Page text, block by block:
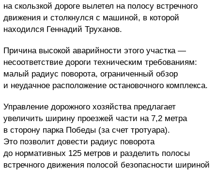
на скользкой дороге вылетел на полосу встречного
движения и столкнулся с машиной, в которой
находился Геннадий Труханов.
Причина высокой аварийности этого участка —
несоответствие дороги техническим требованиям:
малый радиус поворота, ограниченный обзор
и неудачное расположение остановочного комплекса.
Управление дорожного хозяйства предлагает
увеличить ширину проезжей части на 7,2 метра
в сторону парка Победы (за счет тротуара).
Это позволит довести радиус поворота
до нормативных 125 метров и разделить полосы
встречного движения полосой безопасности шириной